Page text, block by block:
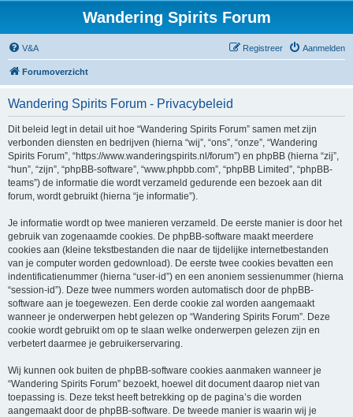
Wandering Spirits Forum
V&A Aanmelden
Registreer
Forumoverzicht
Wandering Spirits Forum - Privacybeleid
Dit beleid legt in detail uit hoe “Wandering Spirits Forum” samen met zijn
verbonden diensten en bedrijven (hierna “wij”, “ons”, “onze”, “Wandering
Spirits Forum”, “https://www.wanderingspirits.nl/forum”) en phpBB (hierna “zij”,
“hun”, “zijn”, “phpBB-software”, “www.phpbb.com”, “phpBB Limited”, “phpBB-
teams”) de informatie die wordt verzameld gedurende een bezoek aan dit
forum, wordt gebruikt (hierna “je informatie”).
Je informatie wordt op twee manieren verzameld. De eerste manier is door het
gebruik van zogenaamde cookies. De phpBB-software maakt meerdere
cookies aan (kleine tekstbestanden die naar de tijdelijke internetbestanden
van je computer worden gedownload). De eerste twee cookies bevatten een
indentificatienummer (hierna “user-id”) en een anoniem sessienummer (hierna
“session-id”). Deze twee nummers worden automatisch door de phpBB-
software aan je toegewezen. Een derde cookie zal worden aangemaakt
wanneer je onderwerpen hebt gelezen op “Wandering Spirits Forum”. Deze
cookie wordt gebruikt om op te slaan welke onderwerpen gelezen zijn en
verbetert daarmee je gebruikerservaring.
Wij kunnen ook buiten de phpBB-software cookies aanmaken wanneer je
“Wandering Spirits Forum” bezoekt, hoewel dit document daarop niet van
toepassing is. Deze tekst heeft betrekking op de pagina’s die worden
aangemaakt door de phpBB-software. De tweede manier is waarin wij je